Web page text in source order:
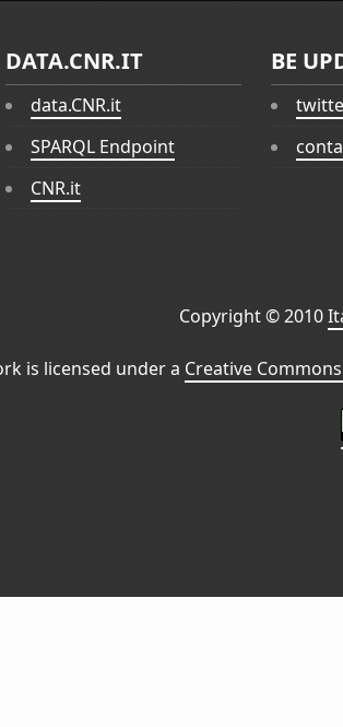
DATA.CNR.IT
data.CNR.it
SPARQL Endpoint
CNR.it
BE
Copyright © 2010
is licensed under a Creative